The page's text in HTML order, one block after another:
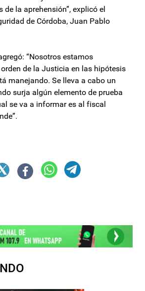
de la aprehensión”, explicó el
de Córdoba, Juan Pablo
“Nosotros estamos
de la Justicia en las hipótesis
manejando. Se lleva a cabo un
surja algún elemento de prueba
se va a informar es al fiscal